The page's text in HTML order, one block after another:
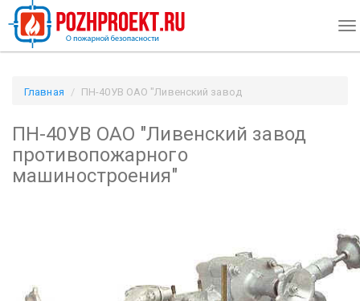
Главная
ПН-40УВ ОАО "Ливенский завод
ПН-40УВ ОАО "Ливенский завод
противопожарного
машиностроения"